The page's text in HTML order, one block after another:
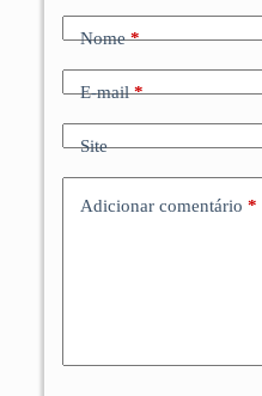
Nome*
E-mail*
Site
Adicionar comentário *